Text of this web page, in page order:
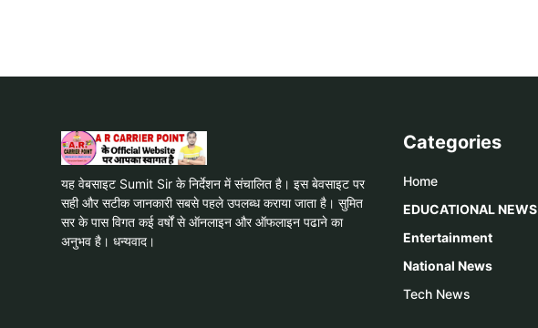
यह वेबसाइट Sumit Sir के निर्देशन में संचालित है। इस बेवसाइट पर
सही और सटीक जानकारी सबसे पहले उपलब्ध कराया जाता है। सुमित
सर के पास विगत कई वर्षों से ऑनलाइन और ऑफलाइन पढाने का
अनुभव है। धन्यवाद।
Categories
Home
EDUCATIONAL NEWS
Entertainment
National News
Tech News